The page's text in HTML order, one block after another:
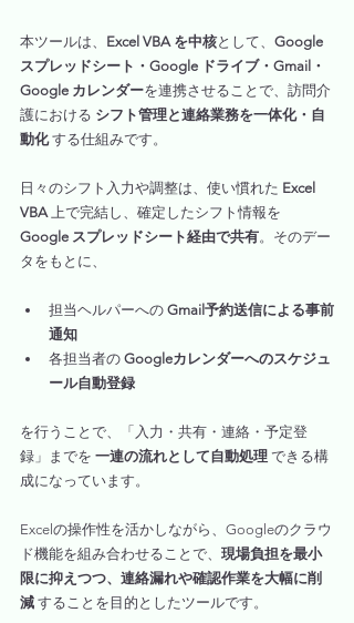
本ツールは、 Excel VBA を中核として、 Google
スプレッドシート・Google ドライブ・Gmail・
Google カレンダーを連携させることで、訪問介
護における シフト管理と連絡業務を一体化・自
動化 する仕組みです。
日々のシフト入力や調整は、使い慣れた Excel
VBA 上で完結し、確定したシフト情報を
Google スプレッドシート経由で共有。そのデー
タをもとに、
担当ヘルパーへの Gmail予約送信による事前
通知
各担当者の Googleカレンダーへのスケジュ
ール自動登録
を行うことで、「入力・共有・連絡・予定登
録」までを 一連の流れとして自動処理 できる構
成になっています。
Excelの操作性を活かしながら、Googleのクラウ
ド機能を組み合わせることで、 現場負担を最小
限に抑えつつ、連絡漏れや確認作業を大幅に削
減 することを目的としたツールです。